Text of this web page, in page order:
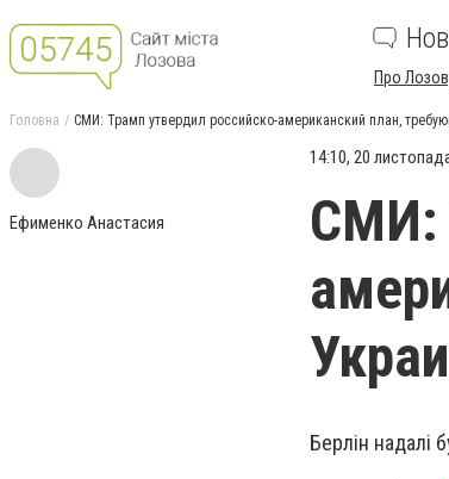
Про
Головна СМИ: Трамп утвердил российско-американский план,
Ефименко Анастасия
14:10, 20
СМИ:
Берлін надалі